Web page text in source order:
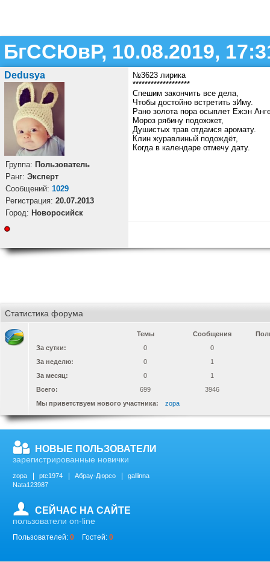
БгССЮвР, 10.08.2019,
Dedusya
Группа: Пользователь
Ранг: Эксперт
Cообщений: 1029
Регистрация: 20.07.2013
Город: Новоросийск
№3623 лирика
*******************
Спешим закончить все дела,
Чтобы достойно встретить зИму.
Рано золота пора осыплет Ежэн
Мороз рябину подожжет,
Душистых трав отдамся аромату.
Клин журавлиный подождёт,
Когда в календаре отмечу дату.
Статистика форума
Темы Сообщения
За сутки:
0
0
За неделю:
0
1
За месяц:
0
1
Всего:
699
3946
Мы приветствуем нового участника:
zopa
НОВЫЕ ПОЛЬЗОВАТЕЛИ
зарегистрированные новички
zopa ptc1974 Абрау-Дюрсо
gallinna
Nata123987
СЕЙЧАС НА САЙТЕ
пользователи on-line
Пользователей: 0 Гостей: 0